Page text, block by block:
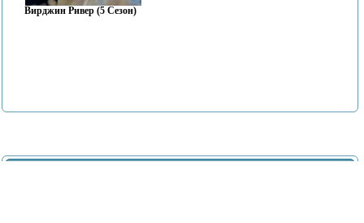
Вирджин Ривер (5 Сезон)